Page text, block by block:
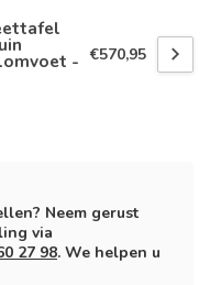
- €570,95
Neem gerust
via
27 98. We helpen u